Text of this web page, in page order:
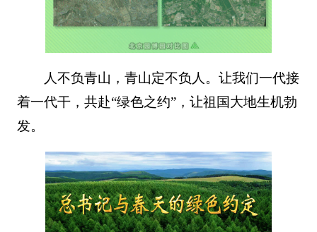
人不负青山，青山定不负人。让我们一代接
着一代干，共赴“绿色之约”，让祖国大地生机勃
发。